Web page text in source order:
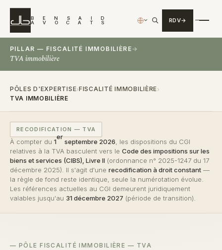
B E N S A I
D
A
V O C A T S › RDV
PILLAR — FISCALITÉ IMMOBILIÈRE→
TVA immobilière
PÔLES D'EXPERTISE›FISCALITÉ IMMOBILIÈRE›
TVA IMMOBILIÈRE
RECODIFICATION — TVA
À compter du 1
er
septembre 2026 , les dispositions du CGI
relatives à la TVA basculent vers le Code des impositions sur les
biens et services (CIBS), Livre II (ordonnance n° 2025-1247 du 17
décembre 2025). Il s'agit d'une recodification à droit constant —
la règle de fond reste identique, seule la numérotation évolue.
Les références actuelles au CGI demeurent juridiquement
valables jusqu'au 31 décembre 2027 (période de transition).
PÔLE FISCALITÉ IMMOBILIÈRE — TVA